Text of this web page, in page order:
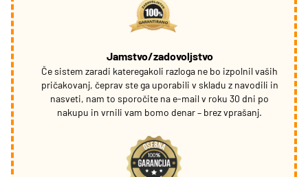
Jamstvo/zadovoljstvo
Če sistem zaradi kateregakoli razloga ne bo izpolnil vaših
pričakovanj, čeprav ste ga uporabili v skladu z navodili in
nasveti, nam to sporočite na e-mail v roku 30 dni po
nakupu in vrnili vam bomo denar – brez vprašanj.